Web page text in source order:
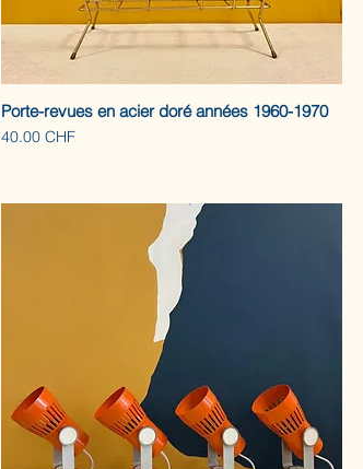
Porte-revues en acier doré années 1960-1970
Prix
40.00 CHF